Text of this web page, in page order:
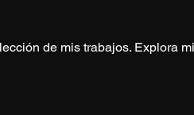
de mis trabajos. Explora